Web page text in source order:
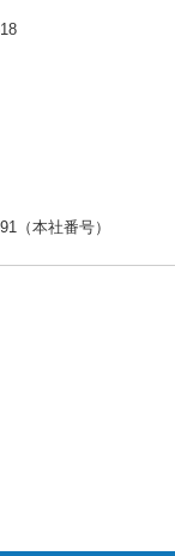
（本社番号）